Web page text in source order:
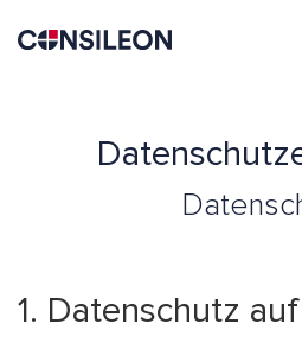
1. Datenschutz